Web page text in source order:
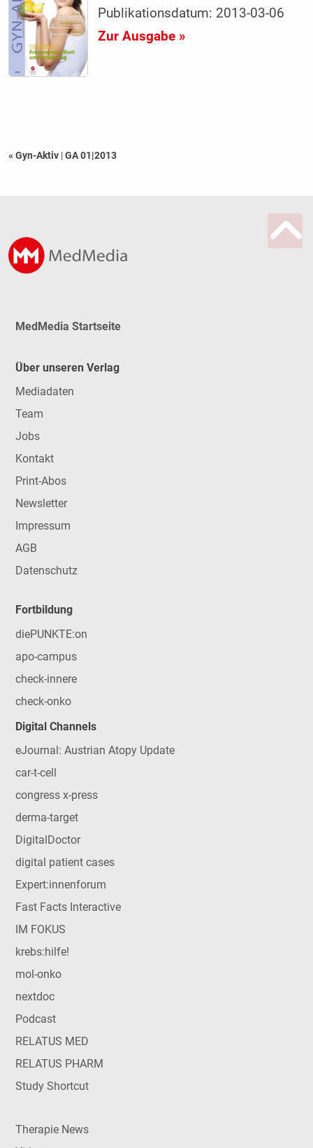
Publikationsdatum: 2013-03-06
Zur Ausgabe »
« Gyn-Aktiv |GA 01|2013
MedMedia Startseite
Über unseren Verlag
Mediadaten
Team
Jobs
Kontakt
Print-Abos
Newsletter
Impressum
AGB
Datenschutz
Fortbildung
diePUNKTE:on
apo-campus
check-innere
check-onko
Digital Channels
eJournal: Austrian Atopy Update
car-t-cell
congress x-press
derma-target
DigitalDoctor
digital patient cases
Expert:innenforum
Fast Facts Interactive
IM FOKUS
krebs:hilfe!
mol-onko
nextdoc
Podcast
RELATUS MED
RELATUS PHARM
Study Shortcut
Therapie News